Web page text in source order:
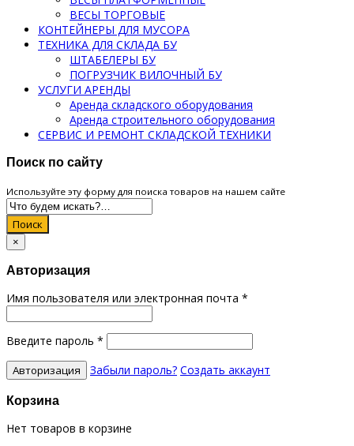
ВЕСЫ ТОРГОВЫЕ
КОНТЕЙНЕРЫ ДЛЯ МУСОРА
ТЕХНИКА ДЛЯ СКЛАДА БУ
ШТАБЕЛЕРЫ БУ
ПОГРУЗЧИК ВИЛОЧНЫЙ БУ
УСЛУГИ АРЕНДЫ
Аренда складского оборудования
Аренда строительного оборудования
СЕРВИС И РЕМОНТ СКЛАДСКОЙ ТЕХНИКИ
Поиск по сайту
Используйте эту форму для поиска товаров на нашем сайте
Поиск
×
Авторизация
Имя пользователя или электронная почта *
Введите пароль *
Забыли пароль? Создать аккаунт
Корзина
Нет товаров в корзине